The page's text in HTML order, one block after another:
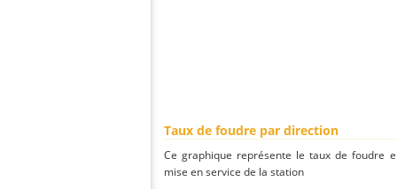
Taux de foudre par direction
Ce graphique représente le taux de foudre
mise en service de la station